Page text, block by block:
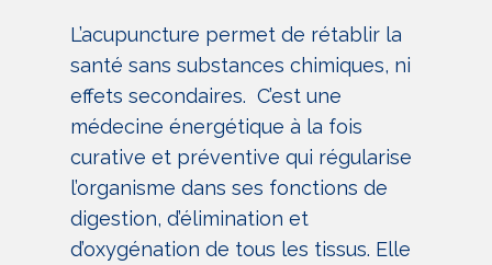
L’acupuncture permet de rétablir la
santé sans substances chimiques, ni
effets secondaires. C’est une
médecine énergétique à la fois
curative et préventive qui régularise
l’organisme dans ses fonctions de
digestion, d’élimination et
d’oxygénation de tous les tissus. Elle